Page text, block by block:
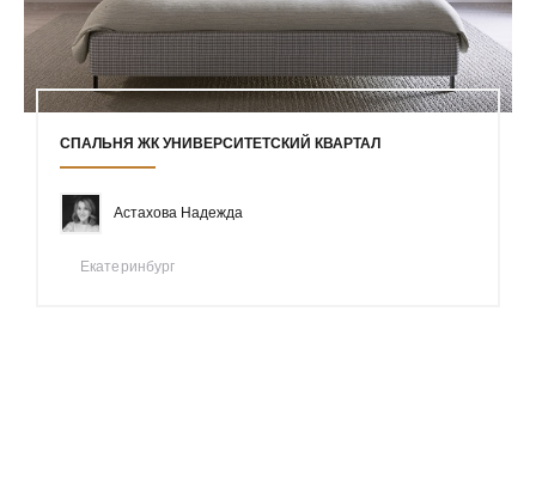
СПАЛЬНЯ ЖК УНИВЕРСИТЕТСКИЙ КВАРТАЛ
Астахова Надежда
Екатеринбург